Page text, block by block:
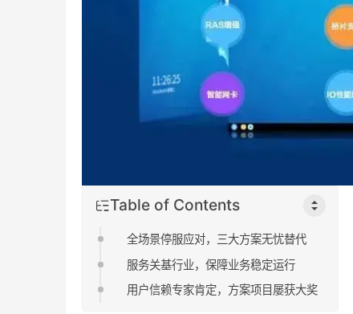
Table of Contents
全场景停服应对，三大方案无忧替代
服务关基行业，保障业务稳定运行
用户信赖专家肯定，方案项目屡获大奖